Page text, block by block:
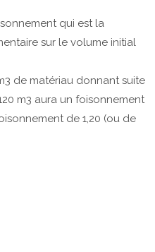
qui est la
sur le volume initial
de matériau donnant suite
m3 aura un foisonnement
de 1,20 (ou de